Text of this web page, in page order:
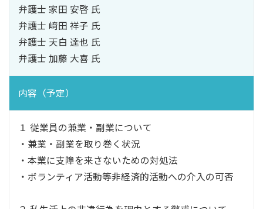
弁護士 家田 安啓 氏
弁護士 﨑田 祥子 氏
弁護士 天白 達也 氏
弁護士 加藤 大喜 氏
内容（予定）
１ 従業員の兼業・副業について
・兼業・副業を取り巻く状況
・本業に支障を来さないための対処法
・ボランティア活動等非経済的活動への介入の可否